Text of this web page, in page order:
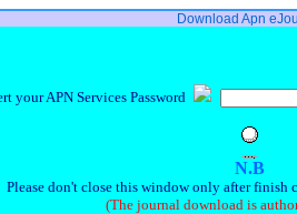
Download Apn
your APN Services Password
N.B
Please don't close this window only after finish
(The journal download is